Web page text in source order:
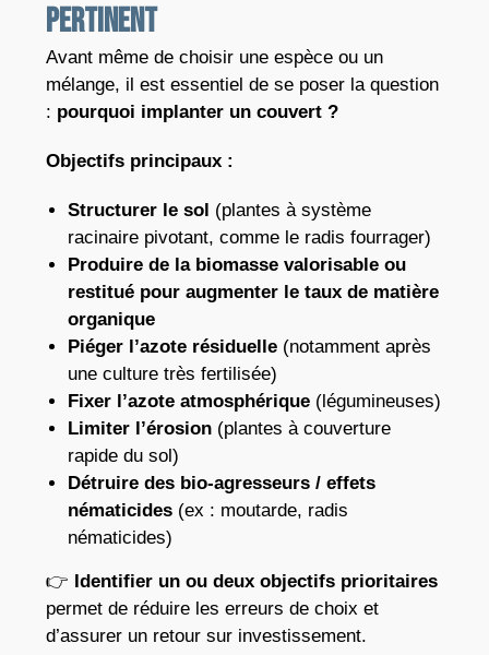
pertinent
Avant même de choisir une espèce ou un
mélange, il est essentiel de se poser la question
: pourquoi implanter un couvert ?
Objectifs principaux :
Structurer le sol (plantes à système
racinaire pivotant, comme le radis fourrager)
Produire de la biomasse valorisable ou
restitué pour augmenter le taux de matière
organique
Piéger l’azote résiduelle (notamment après
une culture très fertilisée)
Fixer l’azote atmosphérique (légumineuses)
Limiter l’érosion (plantes à couverture
rapide du sol)
Détruire des bio-agresseurs / effets
nématicides (ex : moutarde, radis
nématicides)
👉 Identifier un ou deux objectifs prioritaires
permet de réduire les erreurs de choix et
d’assurer un retour sur investissement.